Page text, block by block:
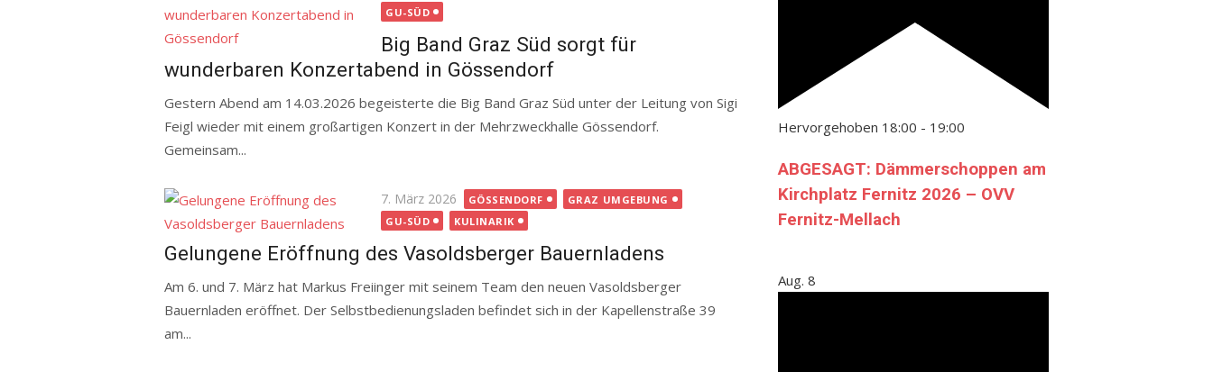
on
GU-SÜD
Big Band Graz Süd sorgt für
wunderbaren Konzertabend in Gössendorf
Gestern Abend am 14.03.2026 begeisterte die Big Band Graz Süd unter der Leitung von Sigi
Feigl wieder mit einem großartigen Konzert in der Mehrzweckhalle Gössendorf.
Gemeinsam...
Posted
on
7. März 2026 GÖSSENDORF
GRAZ UMGEBUNG
GU-SÜD
KULINARIK
Gelungene Eröffnung des Vasoldsberger Bauernladens
Am 6. und 7. März hat Markus Freiinger mit seinem Team den neuen Vasoldsberger
Bauernladen eröffnet. Der Selbstbedienungsladen befindet sich in der Kapellenstraße 39
am...
Hervorgehoben 18:00 - 19:00
ABGESAGT: Dämmerschoppen am
Kirchplatz Fernitz 2026 – OVV
Fernitz-Mellach
Aug. 8